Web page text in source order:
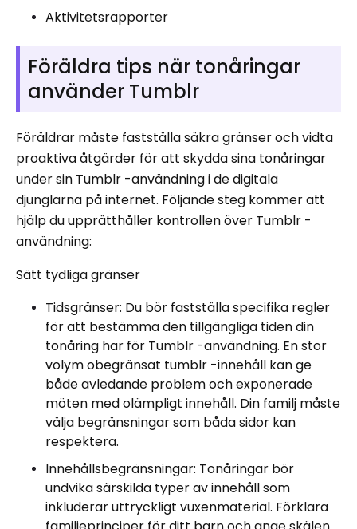
Aktivitetsrapporter
Föräldra tips när tonåringar
använder Tumblr
Föräldrar måste fastställa säkra gränser och vidta
proaktiva åtgärder för att skydda sina tonåringar
under sin Tumblr -användning i de digitala
djunglarna på internet. Följande steg kommer att
hjälp du upprätthåller kontrollen över Tumblr -
användning:
Sätt tydliga gränser
Tidsgränser: Du bör fastställa specifika regler
för att bestämma den tillgängliga tiden din
tonåring har för Tumblr -användning. En stor
volym obegränsat tumblr -innehåll kan ge
både avledande problem och exponerade
möten med olämpligt innehåll. Din familj måste
välja begränsningar som båda sidor kan
respektera.
Innehållsbegränsningar: Tonåringar bör
undvika särskilda typer av innehåll som
inkluderar uttryckligt vuxenmaterial. Förklara